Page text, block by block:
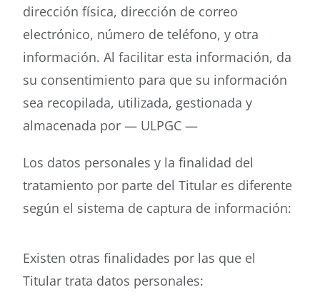
dirección física, dirección de correo
electrónico, número de teléfono, y otra
información. Al facilitar esta información, da
su consentimiento para que su información
sea recopilada, utilizada, gestionada y
almacenada por — ULPGC —
Los datos personales y la finalidad del
tratamiento por parte del Titular es diferente
según el sistema de captura de información:
Existen otras finalidades por las que el
Titular trata datos personales: